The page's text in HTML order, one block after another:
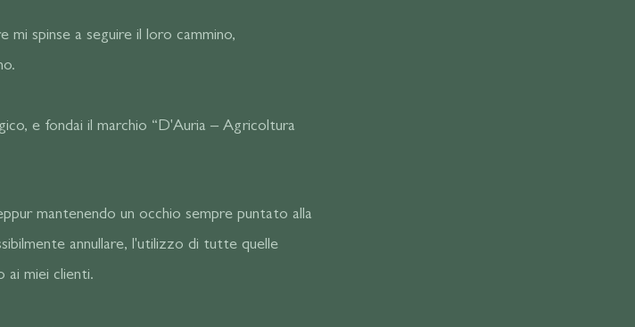
mi spinse a seguire il loro cammino,
e fondai il marchio “D'Auria – Agricoltura
mantenendo un occhio sempre puntato alla
annullare, l'utilizzo di tutte quelle
ai miei clienti.